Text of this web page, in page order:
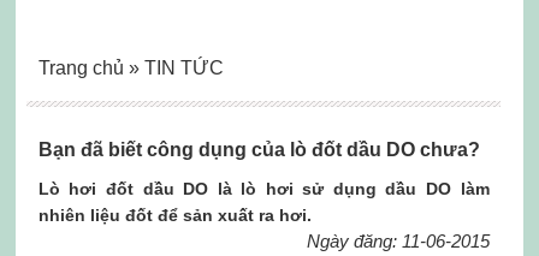
Bạn đã biết công dụng của lò đốt dầu DO chưa?
Lò hơi đốt dầu DO là lò hơi sử dụng dầu DO làm
nhiên liệu đốt để sản xuất ra hơi.
Ngày đăng: 11-06-2015
Trang chủ » TIN TỨC